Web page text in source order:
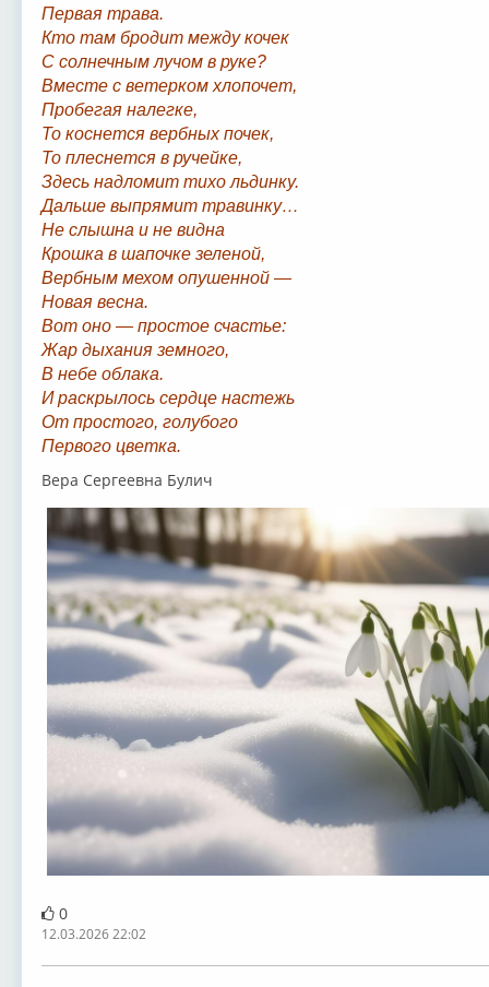
Первая трава.
Кто там бродит между кочек
С солнечным лучом в руке?
Вместе с ветерком хлопочет,
Пробегая налегке,
То коснется вербных почек,
То плеснется в ручейке,
Здесь надломит тихо льдинку.
Дальше выпрямит травинку…
Не слышна и не видна
Крошка в шапочке зеленой,
Вербным мехом опушенной —
Новая весна.
Вот оно — простое счастье:
Жар дыхания земного,
В небе облака.
И раскрылось сердце настежь
От простого, голубого
Первого цветка.
Вера Сергеевна Булич
0
12.03.2026 22:02